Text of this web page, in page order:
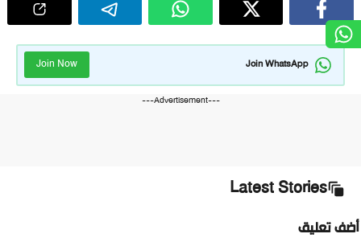
Join WhatsApp
Join Now
---Advertisement---
Latest Stories
تعليق